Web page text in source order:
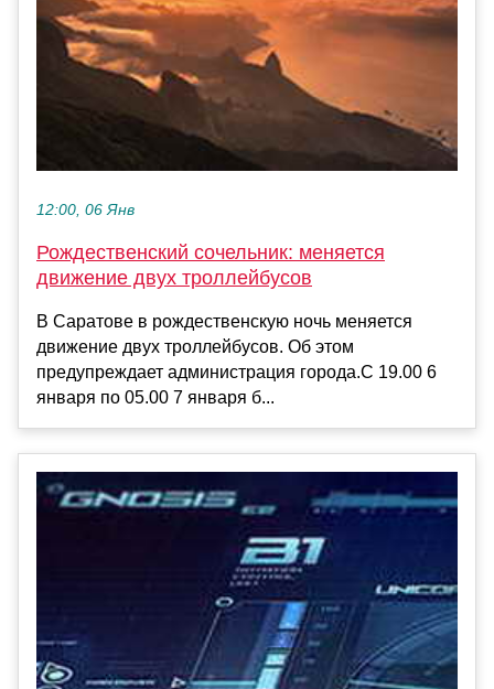
12:00, 06 Янв
Рождественский сочельник: меняется
движение двух троллейбусов
В Саратове в рождественскую ночь меняется
движение двух троллейбусов. Об этом
предупреждает администрация города.С 19.00 6
января по 05.00 7 января б...